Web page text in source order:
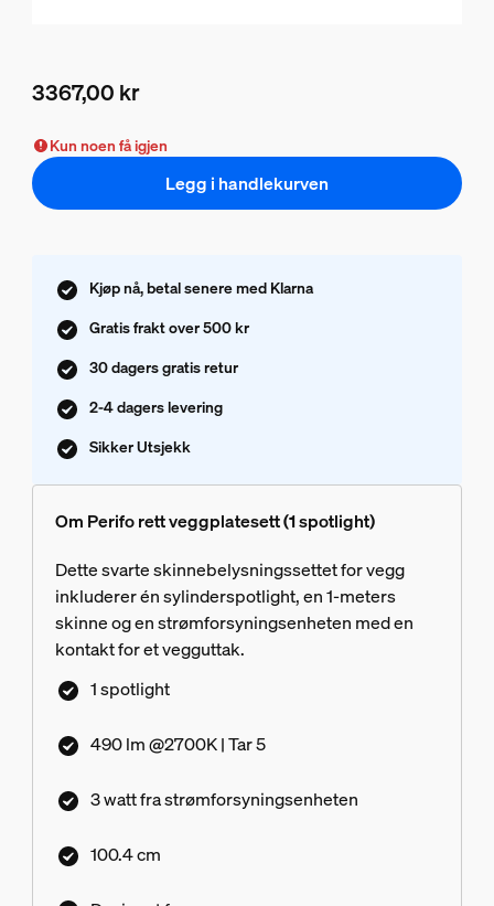
3367,00 kr
Kun noen få igjen
Legg i handlekurven
Kjøp nå, betal senere med Klarna
Gratis frakt over 500 kr
30 dagers gratis retur
2-4 dagers levering
Sikker Utsjekk
Om Perifo rett veggplatesett (1 spotlight)
Dette svarte skinnebelysningssettet for vegg
inkluderer én sylinderspotlight, en 1-meters
skinne og en strømforsyningsenheten med en
kontakt for et vegguttak.
1 spotlight
490 lm @2700K | Tar 5
3 watt fra strømforsyningsenheten
100.4 cm